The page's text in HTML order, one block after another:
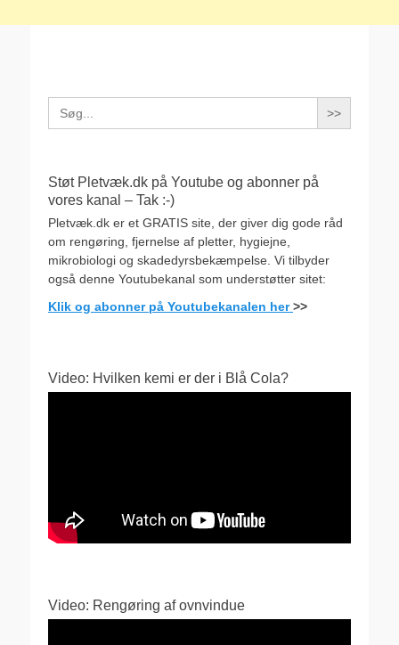
Search
for:
Støt Pletvæk.dk på Youtube og abonner på
vores kanal – Tak :-)
Pletvæk.dk er et GRATIS site, der giver dig gode råd
om rengøring, fjernelse af pletter, hygiejne,
mikrobiologi og skadedyrsbekæmpelse. Vi tilbyder
også denne Youtubekanal som understøtter sitet:
Klik og abonner på Youtubekanalen her>>
Video: Hvilken kemi er der i Blå Cola?
Video: Rengøring af ovnvindue